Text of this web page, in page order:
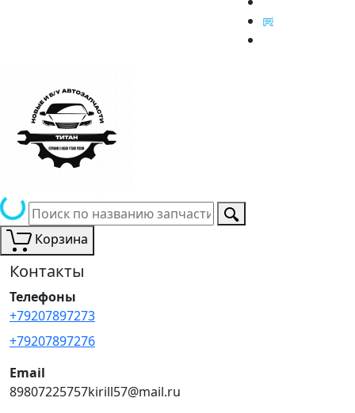
Корзина
Контакты
Телефоны
+79207897273
+79207897276
Email
89807225757kirill57@mail.ru